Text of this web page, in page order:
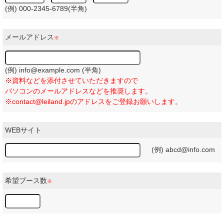
(例) 000-2345-6789(半角)
メールアドレス ※
(例) info@example.com (半角)
※資料などを添付させていただきますので
パソコンのメールアドレスなどを推奨します。
※contact@leiland.jpのアドレスをご登録お願いします。
WEBサイト
(例) abcd@info.com
希望ブース数※